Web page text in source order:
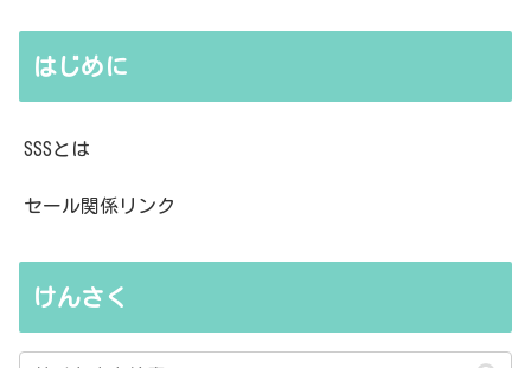
はじめに
SSSとは
セール関係リンク
けんさく